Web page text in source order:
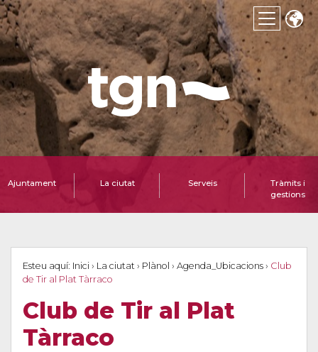
Ajuntament La ciutat Serveis
Tràmits i
gestions
Esteu aquí: Inici › La ciutat › Plànol › Agenda_Ubicacions › Club
de Tir al Plat Tàrraco
Club de Tir al Plat
Tàrraco